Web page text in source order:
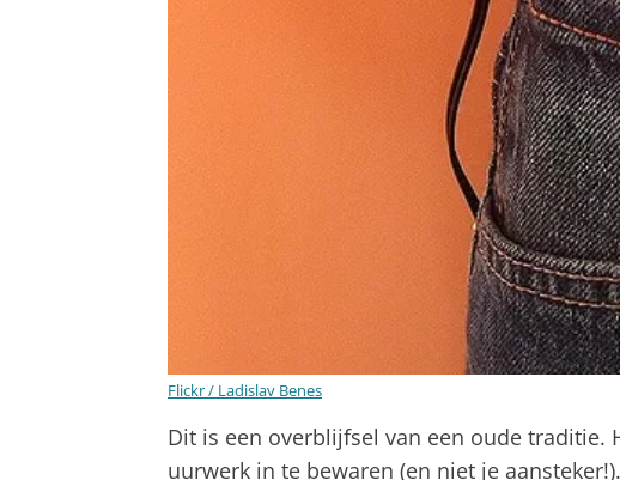
Flickr / Ladislav Benes
Dit is een overblijfsel van een oude traditie.
uurwerk in te bewaren (en niet je aansteker!).